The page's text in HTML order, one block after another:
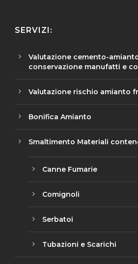
SERVIZI:
Valutazione cemento-
conservazione manufatti e
Valutazione rischio amianto
Bonifica Amianto
Smaltimento Materiali
Canne Fumarie
Comignoli
Serbatoi
Tubazioni e Scarichi